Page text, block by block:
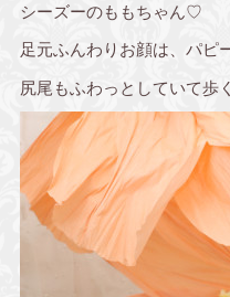
シーズーのももちゃん♡
足元ふんわりお顔は、パピ
尻尾もふわっとしていて歩